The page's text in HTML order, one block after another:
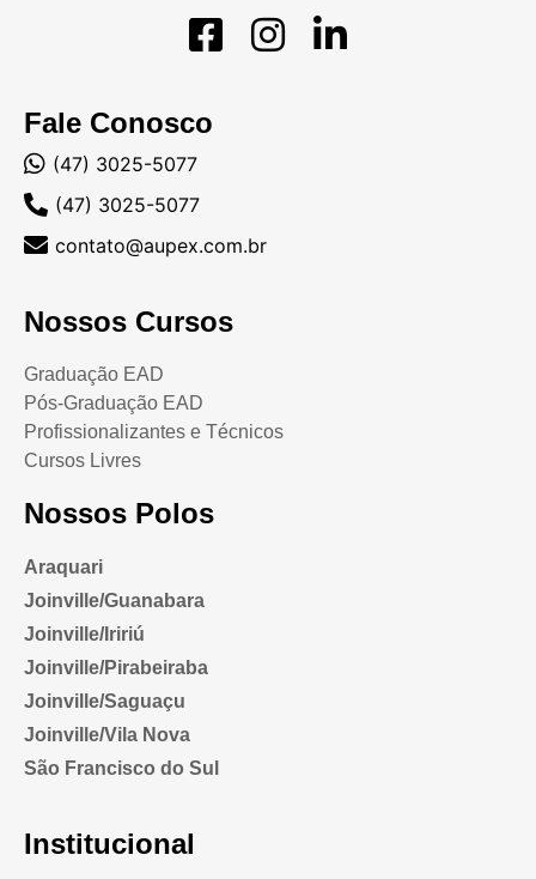
Fale Conosco
(47) 3025-5077
(47) 3025-5077
contato@aupex.com.br
Nossos Cursos
Graduação EAD
Pós-Graduação EAD
Profissionalizantes e Técnicos
Cursos Livres
Nossos Polos
Araquari
Joinville/Guanabara
Joinville/Iririú
Joinville/Pirabeiraba
Joinville/Saguaçu
Joinville/Vila Nova
São Francisco do Sul
Institucional